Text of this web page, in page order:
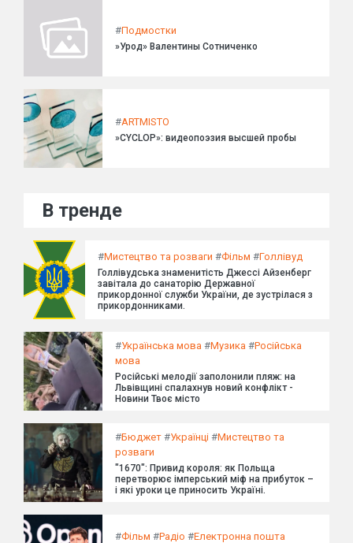
#Подмостки
»Урод» Валентины Сотниченко
#ARTMISTO
»CYCLOP»: видеопоэзия высшей пробы
В тренде
#Мистецтво та розваги #Фільм #Голлівуд
Голлівудська знаменитість Джессі Айзенберг
завітала до санаторію Державної
прикордонної служби України, де зустрілася з
прикордонниками.
#Українська мова #Музика #Російська
мова
Російські мелодії заполонили пляж: на
Львівщині спалахнув новий конфлікт -
Новини Твоє місто
#Бюджет #Українці #Мистецтво та
розваги
"1670": Привид короля: як Польща
перетворює імперський міф на прибуток –
і які уроки це приносить Україні.
#Фільм #Радіо #Електронна пошта